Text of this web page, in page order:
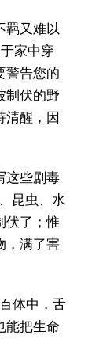
羁又难以
家中穿
警告您的
制伏的野
清醒，因
这些剧毒
昆虫、水
伏了；惟
，满了害
体中，舌
能把生命